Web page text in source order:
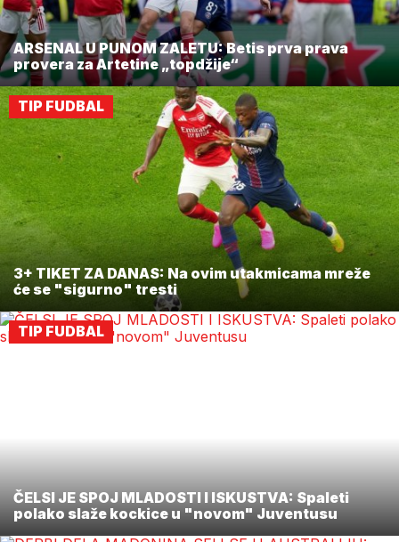
ARSENAL U PUNOM ZALETU: Betis prva prava
provera za Artetine „topdžije“
TIP FUDBAL
3+ TIKET ZA DANAS: Na ovim utakmicama mreže
će se "sigurno" tresti
TIP FUDBAL
ČELSI JE SPOJ MLADOSTI I ISKUSTVA: Spaleti
polako slaže kockice u "novom" Juventusu